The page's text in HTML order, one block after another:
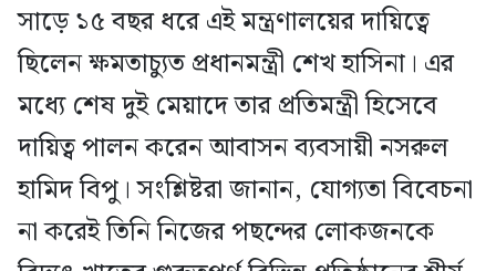
সাড়ে ১৫ বছর ধরে এই মন্ত্রণালয়ের দায়িত্বে
ছিলেন ক্ষমতাচ্যুত প্রধানমন্ত্রী শেখ হাসিনা। এর
মধ্যে শেষ দুই মেয়াদে তার প্রতিমন্ত্রী হিসেবে
দায়িত্ব পালন করেন আবাসন ব্যবসায়ী নসরুল
হামিদ বিপু। সংশ্লিষ্টরা জানান, যোগ্যতা বিবেচনা
না করেই তিনি নিজের পছন্দের লোকজনকে